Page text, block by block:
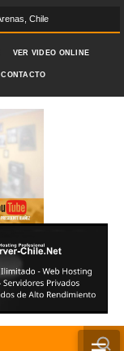
Chile
VER VIDEO ONLINE
CONTACTO